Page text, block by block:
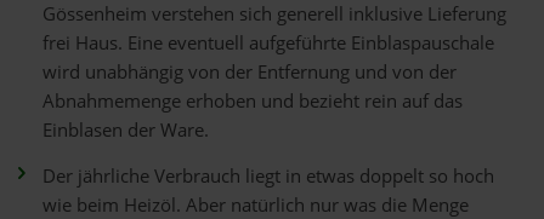
Gössenheim verstehen sich generell inklusive Lieferung
frei Haus. Eine eventuell aufgeführte Einblaspauschale
wird unabhängig von der Entfernung und von der
Abnahmemenge erhoben und bezieht rein auf das
Einblasen der Ware.
Der jährliche Verbrauch liegt in etwas doppelt so hoch
wie beim Heizöl. Aber natürlich nur was die Menge